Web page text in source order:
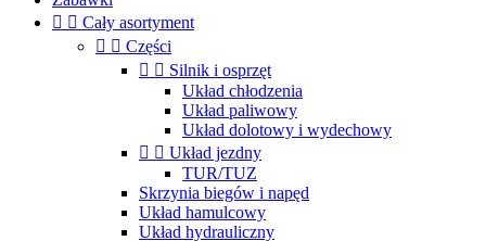
  Cały asortyment
  Części
  Silnik i osprzęt
Układ chłodzenia
Układ paliwowy
Układ dolotowy i wydechowy
  Układ jezdny
TUR/TUZ
Skrzynia biegów i napęd
Układ hamulcowy
Układ hydrauliczny